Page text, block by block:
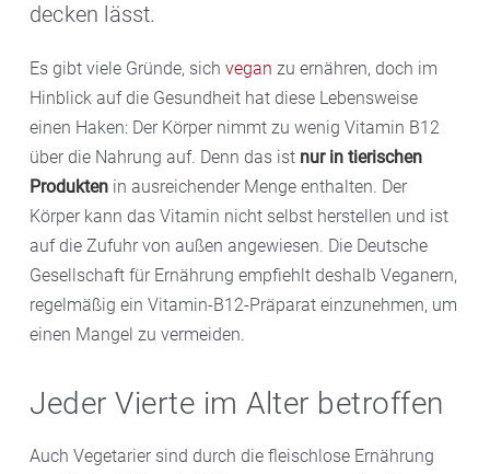
decken lässt.
Es gibt viele Gründe, sich vegan zu ernähren, doch im
Hinblick auf die Gesundheit hat diese Lebensweise
einen Haken: Der Körper nimmt zu wenig Vitamin B12
über die Nahrung auf. Denn das ist nur in tierischen
Produkten in ausreichender Menge enthalten. Der
Körper kann das Vitamin nicht selbst herstellen und ist
auf die Zufuhr von außen angewiesen. Die Deutsche
Gesellschaft für Ernährung empfiehlt deshalb Veganern,
regelmäßig ein Vitamin-B12-Präparat einzunehmen, um
einen Mangel zu vermeiden.
Jeder Vierte im Alter betroffen
Auch Vegetarier sind durch die fleischlose Ernährung